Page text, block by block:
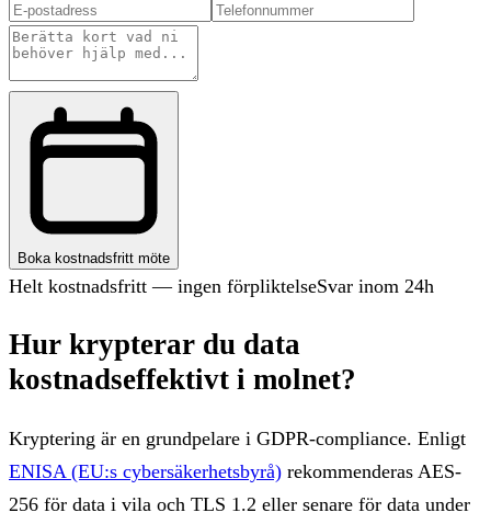
Boka kostnadsfritt möte
Helt kostnadsfritt — ingen förpliktelseSvar inom 24h
Hur krypterar du data
kostnadseffektivt i molnet?
Kryptering är en grundpelare i GDPR-compliance. Enligt
ENISA (EU:s cybersäkerhetsbyrå) rekommenderas AES-
256 för data i vila och TLS 1.2 eller senare för data under